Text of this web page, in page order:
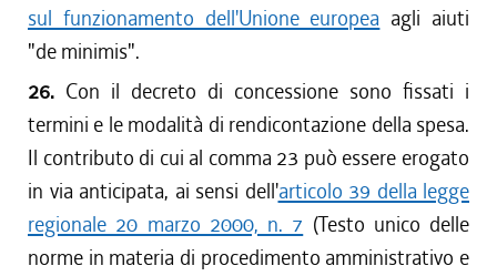
sul funzionamento dell'Unione europea agli aiuti
"de minimis".
26. Con il decreto di concessione sono fissati i
termini e le modalità di rendicontazione della spesa.
Il contributo di cui al comma 23 può essere erogato
in via anticipata, ai sensi dell'articolo 39 della legge
regionale 20 marzo 2000, n. 7 (Testo unico delle
norme in materia di procedimento amministrativo e